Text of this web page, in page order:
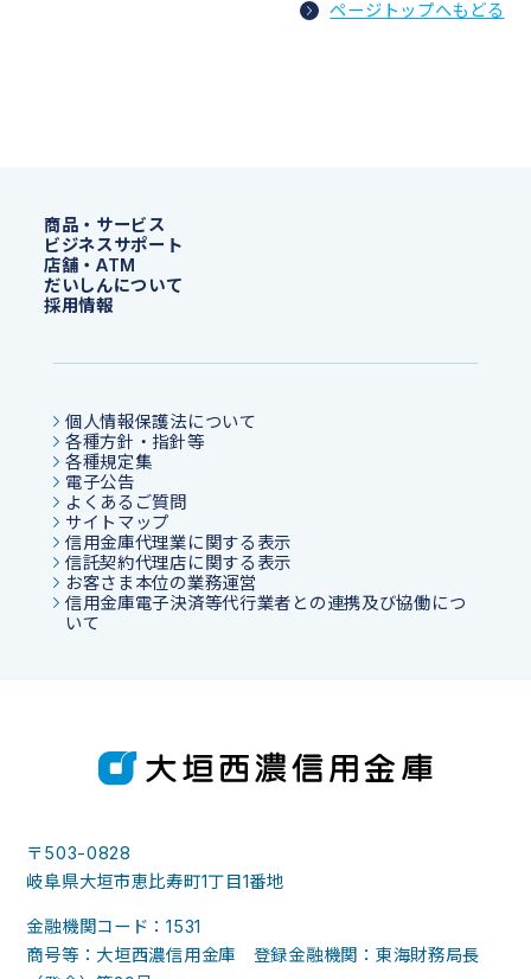
ページトップへもどる
商品・サービス
ビジネスサポート
店舗・ATM
だいしんについて
採用情報
個人情報保護法について
各種方針・指針等
各種規定集
電子公告
よくあるご質問
サイトマップ
信用金庫代理業に関する表示
信託契約代理店に関する表示
お客さま本位の業務運営
信用金庫電子決済等代行業者との連携及び協働につ
いて
〒503-0828
岐阜県大垣市恵比寿町1丁目1番地
金融機関コード：1531
商号等：大垣西濃信用金庫 登録金融機関：東海財務局長